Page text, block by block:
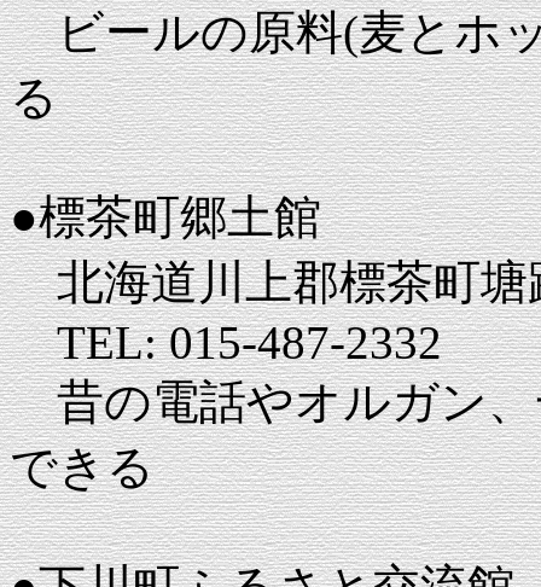
ビールの原料(麦とホ
る
●標茶町郷土館
北海道川上郡標茶町塘
TEL: 015-487-2332
昔の電話やオルガン、
できる